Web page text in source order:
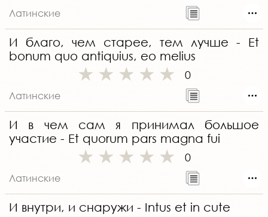
Латинские
И благо, чем старее, тем лучше - Et
bonum quo antiquius, eo melius
0
Латинские
И в чем сам я принимал большое
участие - Et quorum pars magna fui
0
Латинские
И внутри, и снаружи - Intus et in cute